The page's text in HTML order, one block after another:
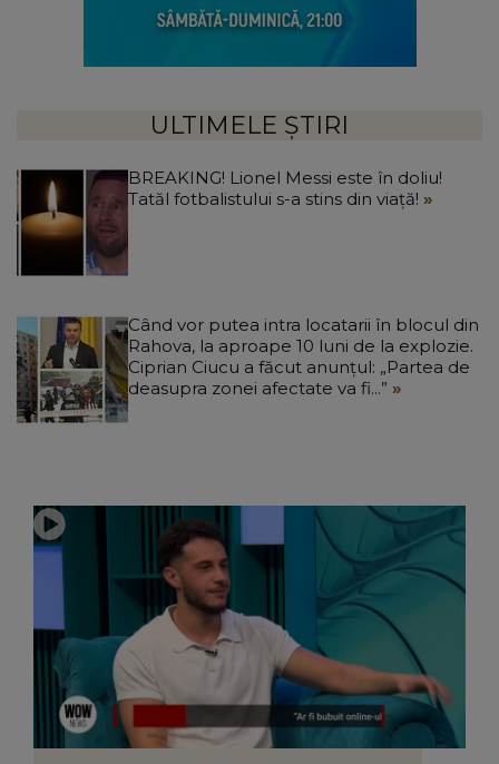
ULTIMELE ȘTIRI
BREAKING! Lionel Messi este în doliu!
Tatăl fotbalistului s-a stins din viață!
Când vor putea intra locatarii în blocul din
Rahova, la aproape 10 luni de la explozie.
Ciprian Ciucu a făcut anunțul: „Partea de
deasupra zonei afectate va fi...”